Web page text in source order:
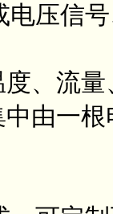
压信
、流
由一